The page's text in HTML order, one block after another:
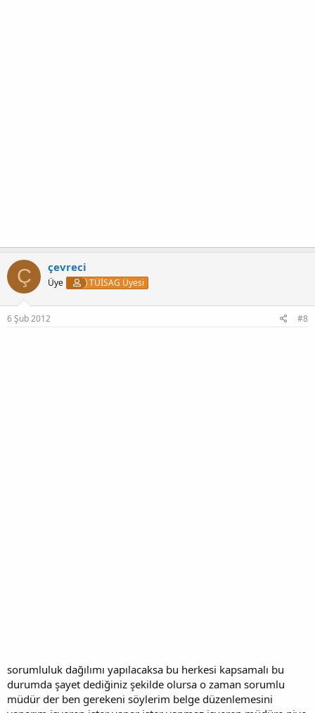
Ç çevreci
Üye TÜİSAG Üyesi
6 Şub 2012 #8
sorumluluk dağılımı yapılacaksa bu herkesi kapsamalı bu
durumda şayet dediğiniz şekilde olursa o zaman sorumlu
müdür der ben gerekeni söylerim belge düzenlemesini